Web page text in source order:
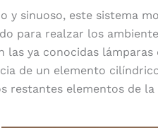
y sinuoso, este sistema
para realzar los
las ya conocidas
de un elemento
restantes elementos de la